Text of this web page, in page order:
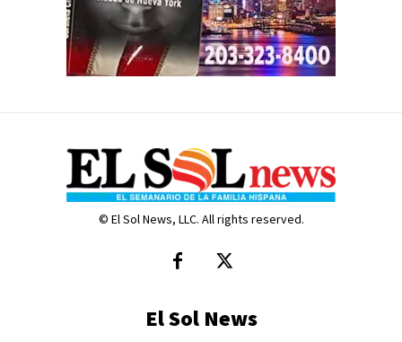
© El Sol News, LLC. All rights reserved.
El Sol News